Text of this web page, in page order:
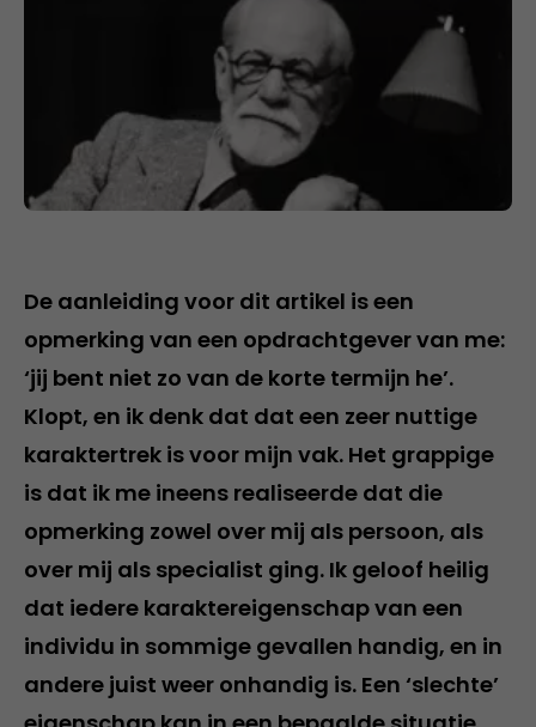
De aanleiding voor dit artikel is een
opmerking van een opdrachtgever van me:
‘jij bent niet zo van de korte termijn he’.
Klopt, en ik denk dat dat een zeer nuttige
karaktertrek is voor mijn vak. Het grappige
is dat ik me ineens realiseerde dat die
opmerking zowel over mij als persoon, als
over mij als specialist ging. Ik geloof heilig
dat iedere karaktereigenschap van een
individu in sommige gevallen handig, en in
andere juist weer onhandig is. Een ‘slechte’